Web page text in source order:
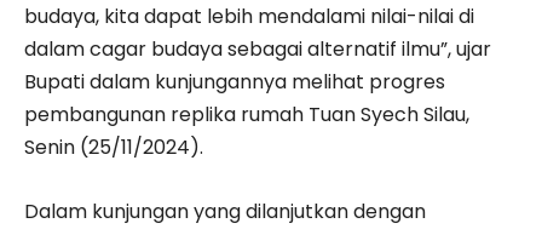
budaya, kita dapat lebih mendalami nilai-nilai di
dalam cagar budaya sebagai alternatif ilmu”, ujar
Bupati dalam kunjungannya melihat progres
pembangunan replika rumah Tuan Syech Silau,
Senin (25/11/2024).
Dalam kunjungan yang dilanjutkan dengan